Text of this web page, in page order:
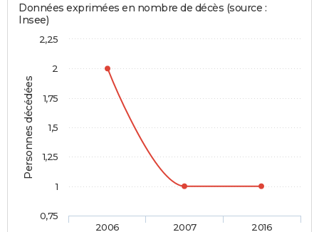
Personnes décédées
Données exprimées en nombre de décès (source :
Insee)
2006 2007 2016
0,75
1
1,25
1,5
1,75
2
2,25